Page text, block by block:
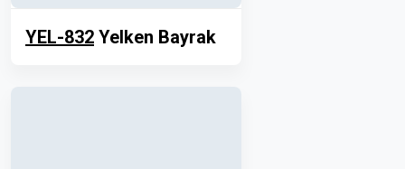
YEL-832 Yelken Bayrak